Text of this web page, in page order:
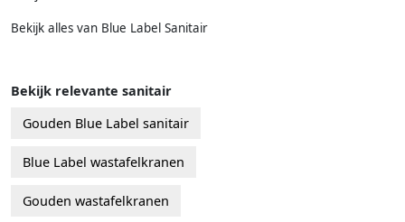
Bekijk alles van Blue Label Sanitair
Bekijk relevante sanitair
Gouden Blue Label sanitair
Blue Label wastafelkranen
Gouden wastafelkranen